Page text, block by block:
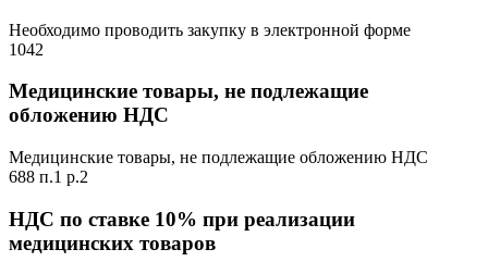
Необходимо проводить закупку в электронной форме
1042
Медицинские товары, не подлежащие
обложению НДС
Медицинские товары, не подлежащие обложению НДС
688 п.1 р.2
НДС по ставке 10% при реализации
медицинских товаров